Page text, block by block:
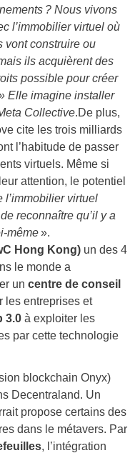
? Nous vivons
l’immobilier virtuel où
vont construire ou
ils acquièrent des
possible pour créer
Elle imagine installer
Collective.De plus,
cite les trois milliards
l’habitude de passer
virtuels. Même si
attention, le potentiel
l’immobilier virtuel
reconnaître qu’il y a
même».
Hong Kong) un des 4
le monde a
uncentre de conseil
les entreprises et
3.0 à exploiter les
par cette technologie
blockchain Onyx)
Decentraland. Un
propose certains des
dans le métavers. Par
, l’intégration